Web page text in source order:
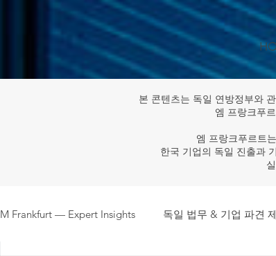
본 콘텐츠는 독일 연방정부와
엠 프랑크푸
엠 프랑크푸르트
한국 기업의 독일 진출과
M Frankfurt — Expert Insights 독일 법무 & 기업 파견